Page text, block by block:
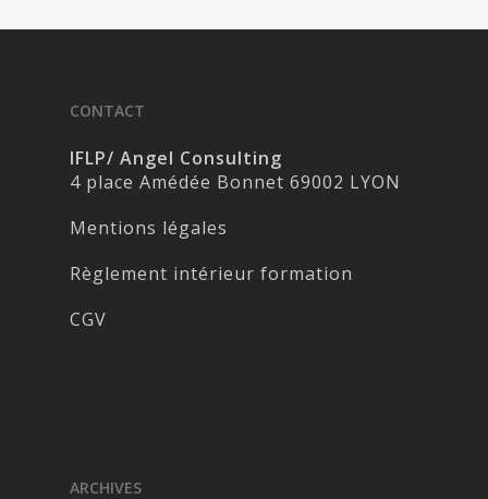
CONTACT
IFLP/ Angel Consulting
4 place Amédée Bonnet 69002 LYON
Mentions légales
Règlement intérieur formation
CGV
ARCHIVES